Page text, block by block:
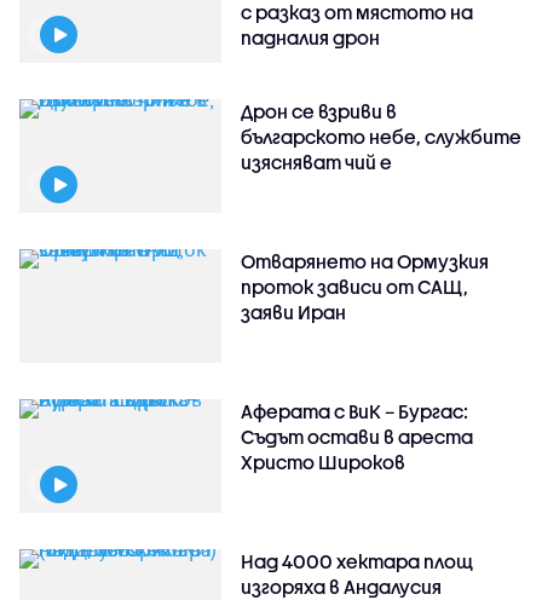
с разказ от мястото на
падналия дрон
Дрон се взриви в
българското небе, службите
изясняват чий е
Отварянето на Ормузкия
проток зависи от САЩ,
заяви Иран
Аферата с ВиК – Бургас:
Съдът остави в ареста
Христо Широков
Над 4000 хектара площ
изгоряха в Андалусия